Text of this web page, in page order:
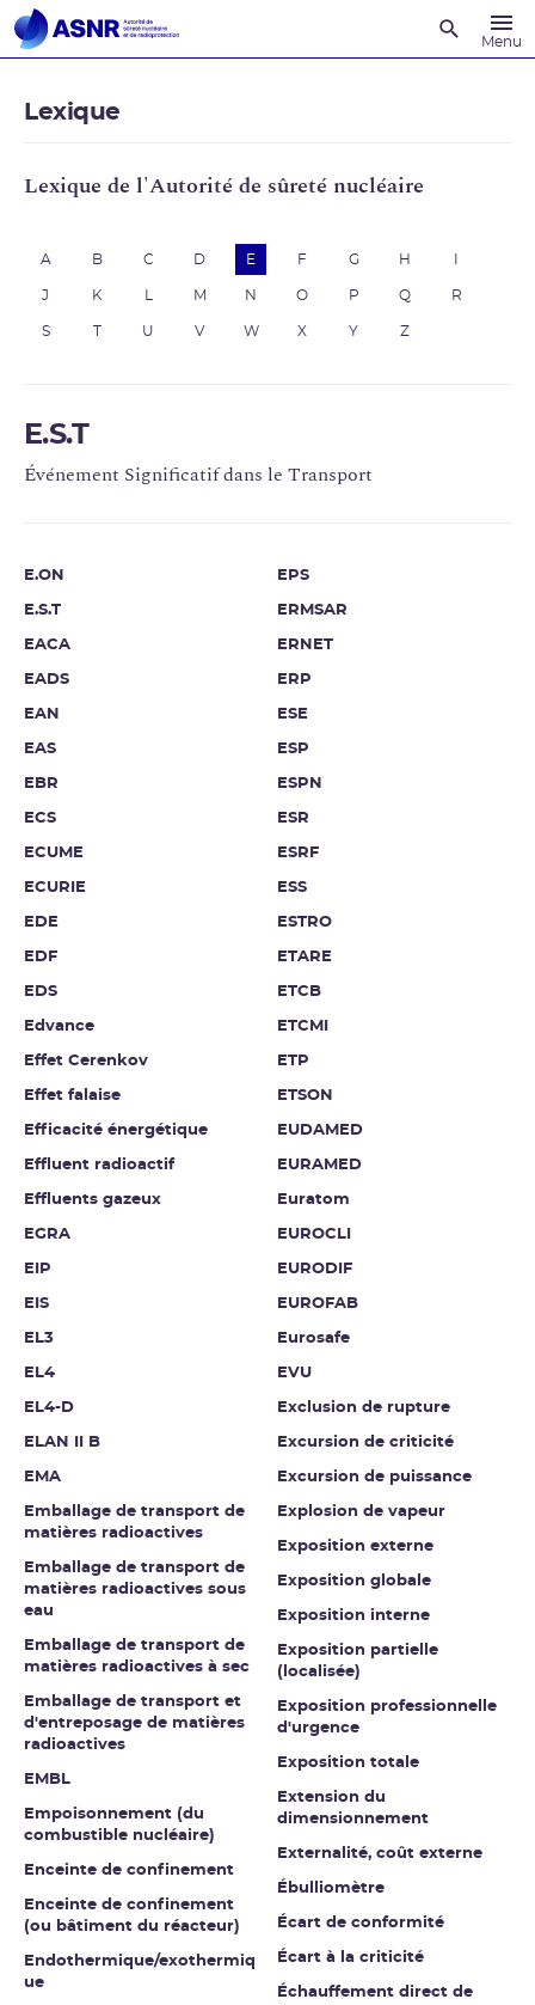
Menu
Lexique
Lexique de l'Autorité de sûreté nucléaire
A B C D E F G H
J K M N O P Q R
S U V W X Y Z
E.S.T
Événement Significatif dans le Transport
E.ON
E.S.T
EACA
EADS
EAN
EAS
EBR
ECS
ECUME
ECURIE
EDE
EDF
EDS
Edvance
Effet Cerenkov
Effet falaise
Efficacité énergétique
Effluent radioactif
Effluents gazeux
EGRA
EIP
EIS
EL3
EL4
EL4-D
ELAN II B
EMA
Emballage de transport de
matières radioactives
Emballage de transport de
matières radioactives sous
eau
Emballage de transport de
matières radioactives à sec
Emballage de transport et
d'entreposage de matières
radioactives
EMBL
Empoisonnement (du
combustible nucléaire)
Enceinte de confinement
Enceinte de confinement
(ou bâtiment du réacteur)
Endothermique/exothermiq
ue
EPS
ERMSAR
ERNET
ERP
ESE
ESP
ESPN
ESR
ESRF
ESS
ESTRO
ETARE
ETCB
ETCMI
ETP
ETSON
EUDAMED
EURAMED
Euratom
EUROCLI
EURODIF
EUROFAB
Eurosafe
EVU
Exclusion de rupture
Excursion de criticité
Excursion de puissance
Explosion de vapeur
Exposition externe
Exposition globale
Exposition interne
Exposition partielle
(localisée)
Exposition professionnelle
d'urgence
Exposition totale
Extension du
dimensionnement
Externalité, coût externe
Ébulliomètre
Écart de conformité
Écart à la criticité
Échauffement direct de